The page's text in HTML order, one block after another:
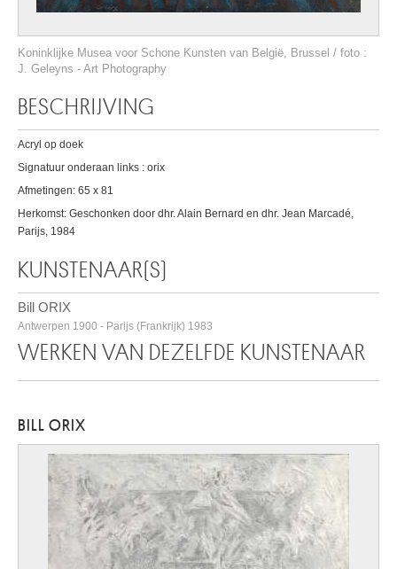
Koninklijke Musea voor Schone Kunsten van België, Brussel / foto :
J. Geleyns - Art Photography
BESCHRIJVING
Acryl op doek
Signatuur onderaan links : orix
Afmetingen: 65 x 81
Herkomst: Geschonken door dhr. Alain Bernard en dhr. Jean Marcadé,
Parijs, 1984
KUNSTENAAR(S)
Bill ORIX
Antwerpen 1900 - Parijs (Frankrijk) 1983
WERKEN VAN DEZELFDE KUNSTENAAR
BILL ORIX